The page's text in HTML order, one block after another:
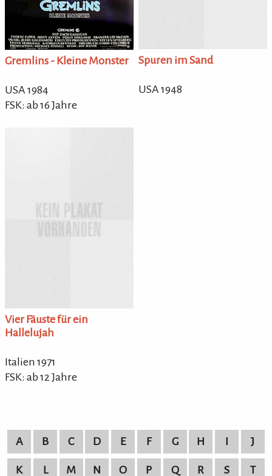
Gremlins - Kleine Monster
USA 1984
FSK: ab 16 Jahre
Spuren im Sand
USA 1948
Vier Fäuste für ein
Hallelujah
Italien 1971
FSK: ab 12 Jahre
A B C D E F G H I J
K L M N O P Q R S T